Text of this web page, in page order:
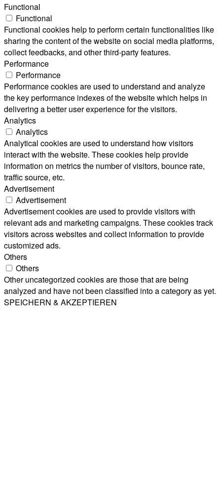
Functional
Functional
Functional cookies help to perform certain functionalities like
sharing the content of the website on social media platforms,
collect feedbacks, and other third-party features.
Performance
Performance
Performance cookies are used to understand and analyze
the key performance indexes of the website which helps in
delivering a better user experience for the visitors.
Analytics
Analytics
Analytical cookies are used to understand how visitors
interact with the website. These cookies help provide
information on metrics the number of visitors, bounce rate,
traffic source, etc.
Advertisement
Advertisement
Advertisement cookies are used to provide visitors with
relevant ads and marketing campaigns. These cookies track
visitors across websites and collect information to provide
customized ads.
Others
Others
Other uncategorized cookies are those that are being
analyzed and have not been classified into a category as yet.
SPEICHERN & AKZEPTIEREN